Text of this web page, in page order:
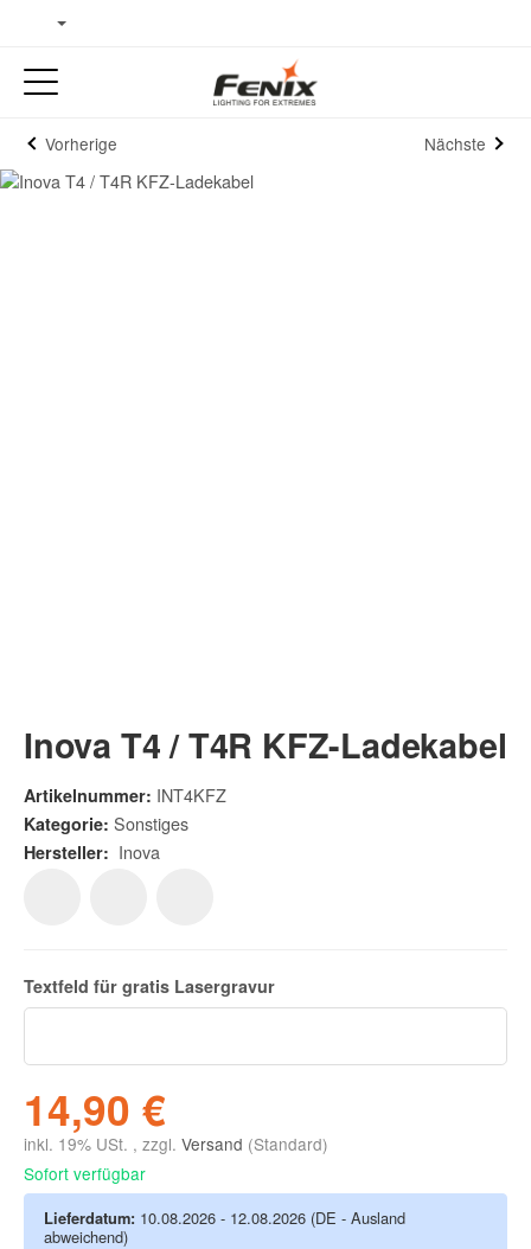
Vorherige Nächste
Inova T4 / T4R KFZ-Ladekabel
Artikelnummer: INT4KFZ
Kategorie: Sonstiges
Hersteller: Inova
Textfeld für gratis Lasergravur
14,90 €
inkl. 19% USt. , zzgl. Versand (Standard)
Sofort verfügbar
Lieferdatum: 10.08.2026 - 12.08.2026 (DE - Ausland
abweichend)